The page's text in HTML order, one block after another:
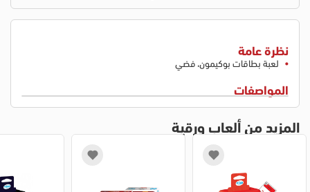
نظرة عامة
لعبة بطاقات بوكيمون، فضي
المواصفات
المزيد من ألعاب ورقية